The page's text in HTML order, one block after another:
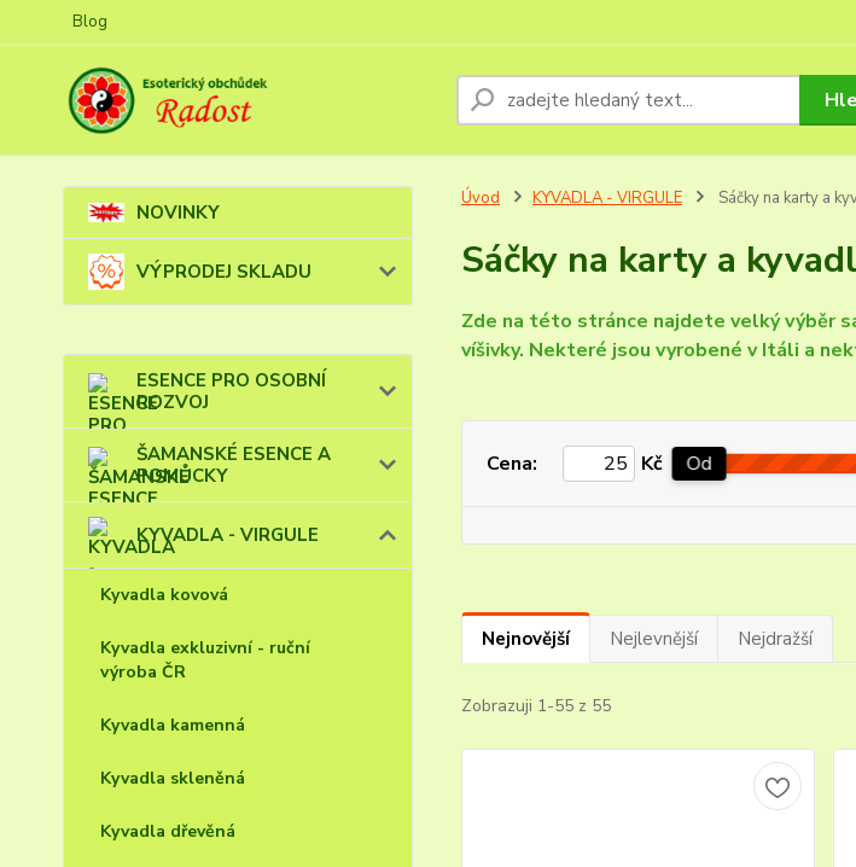
Blog
NOVINKY
VÝPRODEJ SKLADU
ESENCE PRO OSOBNÍ
ROZVOJ
ŠAMANSKÉ ESENCE A
POMŮCKY
KYVADLA - VIRGULE
Kyvadla kovová
Kyvadla exkluzivní - ruční
výroba ČR
Kyvadla kamenná
Kyvadla skleněná
Kyvadla dřevěná
Úvod KYVADLA - VIRGULE Sáčky na karty a
Sáčky na karty a
Zde na této stránce najdete velký výběr
víšivky. Nekteré jsou vyrobené v Itáli a
Cena: Kč Od
Nejnovější Nejlevnější Nejdražší
Zobrazuji 1-55 z 55